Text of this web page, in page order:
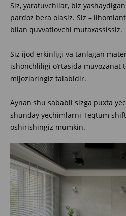
Siz, yaratuvchilar, biz
pardoz bera olasiz. Siz –
bilan quvvatlovchi mutaxassissiz.
Siz ijod erkinligi va tanlagan
ishonchliligi o’rtasida muvozanat
mijozlaringiz talabidir.
Aynan shu sababli sizga puxta
shunday yechimlarni Teqtum
oshirishingiz mumkin.